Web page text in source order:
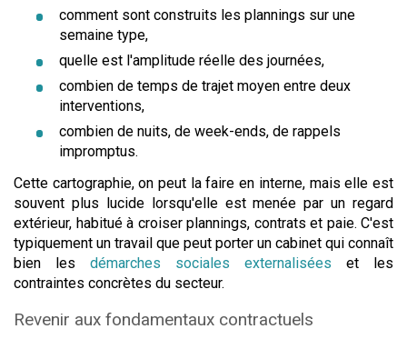
comment sont construits les plannings sur une
semaine type,
quelle est l'amplitude réelle des journées,
combien de temps de trajet moyen entre deux
interventions,
combien de nuits, de week-ends, de rappels
impromptus.
Cette cartographie, on peut la faire en interne, mais elle est
souvent plus lucide lorsqu'elle est menée par un regard
extérieur, habitué à croiser plannings, contrats et paie. C'est
typiquement un travail que peut porter un cabinet qui connaît
bien les démarches sociales externalisées et les
contraintes concrètes du secteur.
Revenir aux fondamentaux contractuels